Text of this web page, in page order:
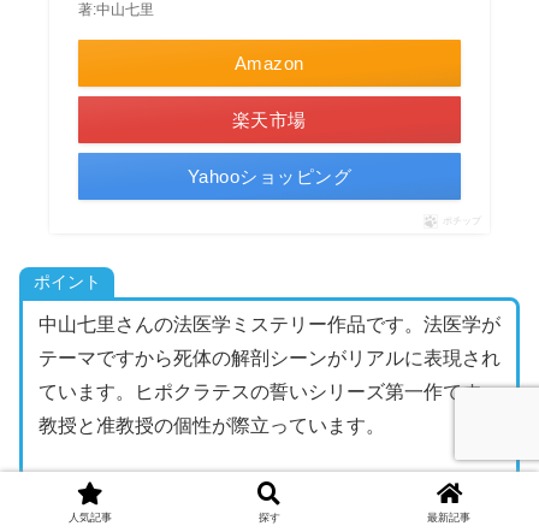
著:中山七里
Amazon
楽天市場
Yahooショッピング
ポチップ
ポイント
中山七里さんの法医学ミステリー作品です。法医学が
テーマですから死体の解剖シーンがリアルに表現され
ています。ヒポクラテスの誓いシリーズ第一作です。
教授と准教授の個性が際立っています。
↓この作品の口コミを見る↓
人気記事 探す 最新記事